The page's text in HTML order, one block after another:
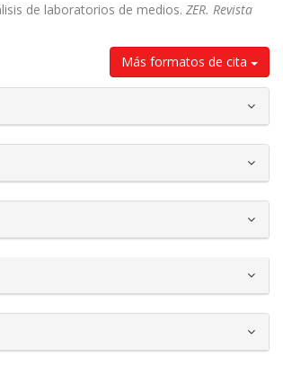
de laboratorios de medios. ZER. Revista
Más formatos de cita